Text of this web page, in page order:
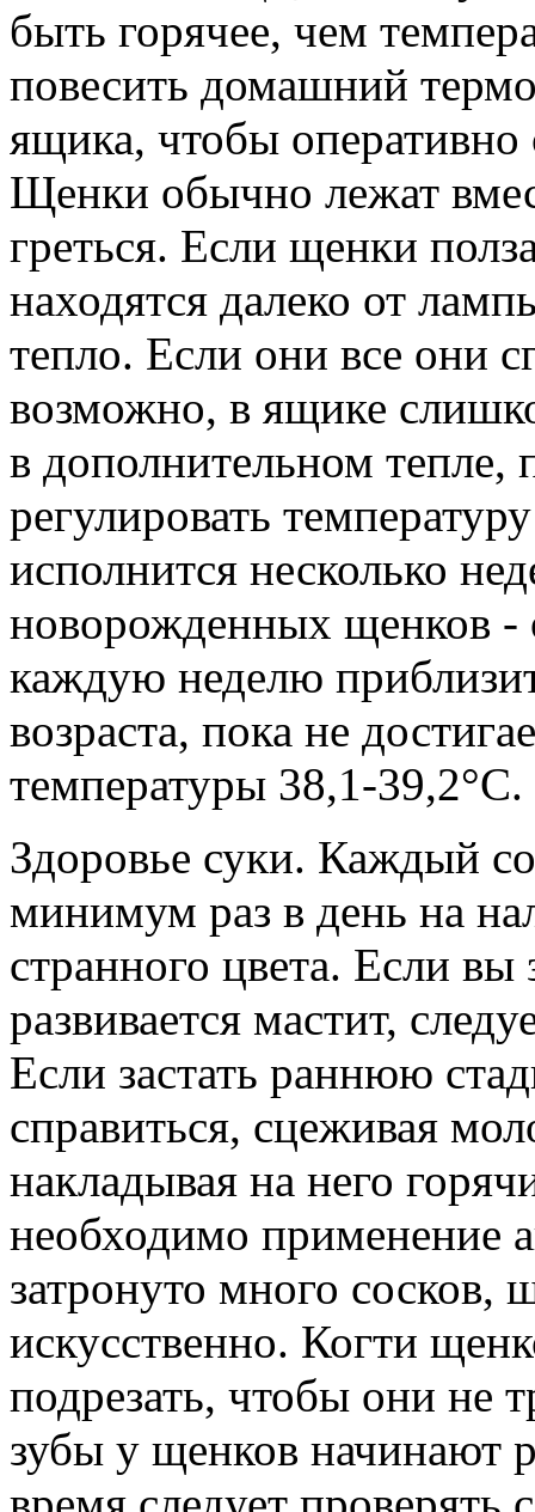
быть горячее, чем
повесить домашний
ящика, чтобы оперативно
Щенки обычно лежат
греться. Если щенки
находятся далеко от
тепло. Если они все они
возможно, в ящике
в дополнительном тепле,
регулировать
исполнится несколько
новорожденных щенков -
каждую неделю
возраста, пока не
температуры 38,1-39,2°С.
Здоровье суки. Каждый
минимум раз в день на
странного цвета. Если вы
развивается мастит,
Если застать раннюю
справиться, сцеживая
накладывая на него
необходимо применение
затронуто много сосков,
искусственно. Когти
подрезать, чтобы они не
зубы у щенков начинают